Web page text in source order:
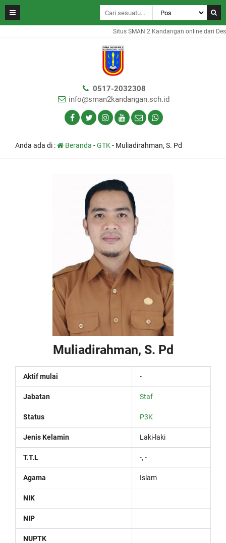
Situs SMAN 2 Kandangan online dari
0517-2032308
info@sman2kandangan.sch.id
Anda ada di : Beranda -GTK- Muliadirahman, S. Pd
Muliadirahman, S. Pd
Aktif mulai -
Jabatan Staf
Status P3K
Jenis Kelamin Laki-laki
T.T.L -, -
Agama Islam
NIK
NIP
NUPTK